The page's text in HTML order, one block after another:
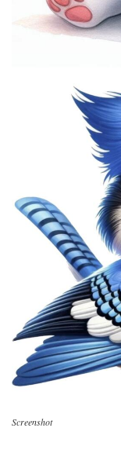
Screenshot